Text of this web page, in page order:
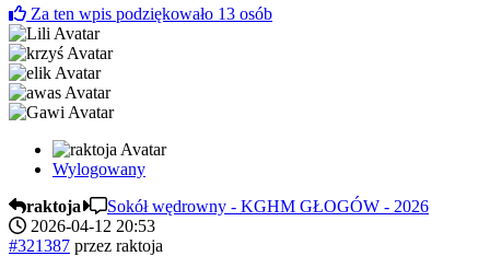
Za ten wpis podziękowało 13 osób
Wylogowany
raktoja
Sokół wędrowny - KGHM GŁOGÓW - 2026
2026-04-12 20:53
#321387 przez raktoja